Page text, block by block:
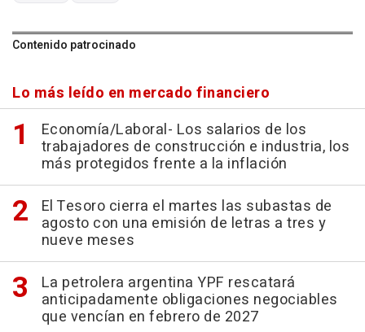
Contenido patrocinado
Lo más leído en mercado financiero
Economía/Laboral- Los salarios de los
trabajadores de construcción e industria, los
más protegidos frente a la inflación
El Tesoro cierra el martes las subastas de
agosto con una emisión de letras a tres y
nueve meses
La petrolera argentina YPF rescatará
anticipadamente obligaciones negociables
que vencían en febrero de 2027